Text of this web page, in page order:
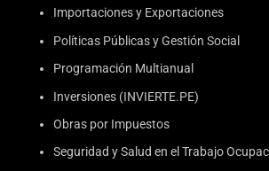
Importaciones y Exportaciones
Políticas Públicas y Gestión Social
Programación Multianual
Inversiones (INVIERTE.PE)
Obras por Impuestos
Seguridad y Salud en el Trabajo